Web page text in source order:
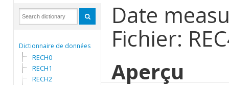
Dictionnaire de données
RECH0
RECH1
RECH2
Date
Fichier:
Aperçu